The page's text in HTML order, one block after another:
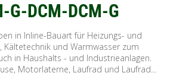
G-DCM-DCM-G
in Inline-Bauart für Heizungs- und
Kältetechnik und Warmwasser zum
in Haushalts - und Industrieanlagen.
Motorlaterne, Laufrad und Laufrad...